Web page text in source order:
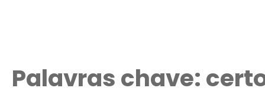
Palavras chave: